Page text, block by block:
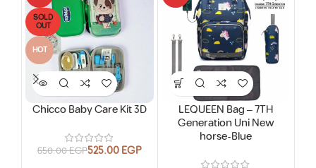
SOLD
OUT
HOT
Chicco Baby Care Kit 3D
650.00EGP525.00EGP
LEQUEEN Bag – 7TH
Generation Uni New
horse-Blue